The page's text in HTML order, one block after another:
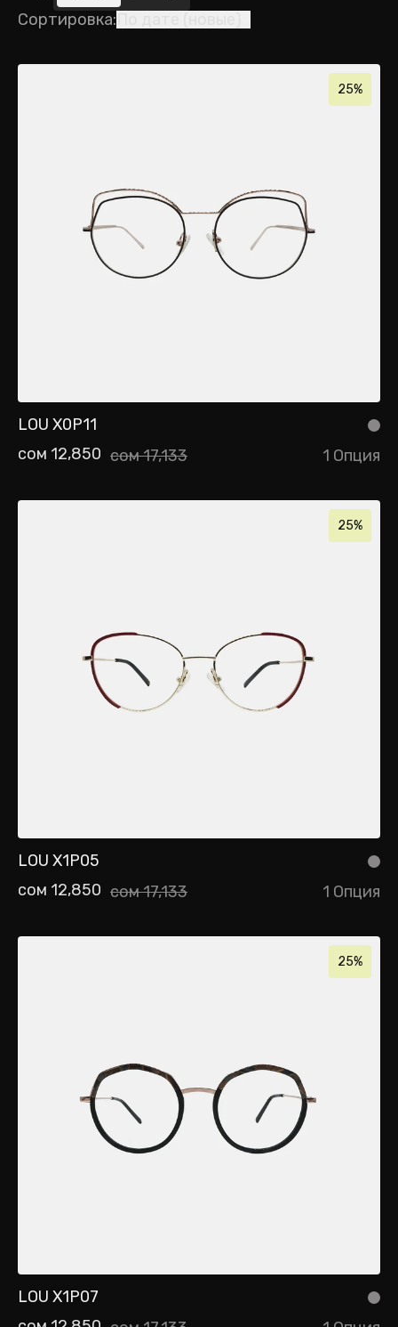
Сортировка:
25%
LOU X0P11
сом 12,850 сом 17,133 1 Опция
25%
LOU X1P05
сом 12,850 сом 17,133 1 Опция
25%
LOU X1P07